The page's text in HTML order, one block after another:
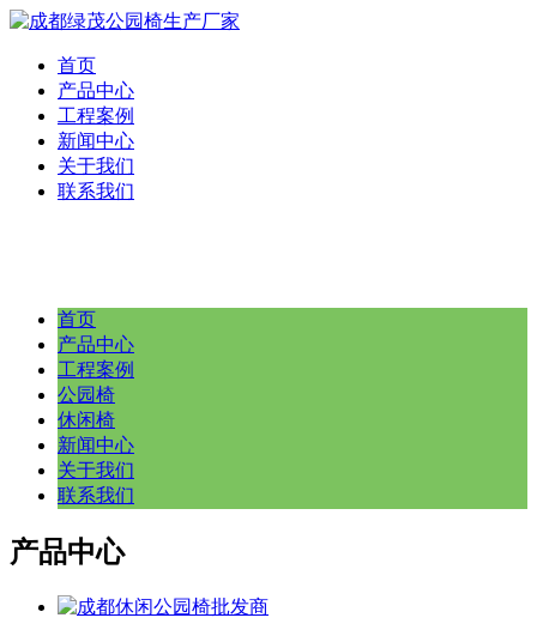
首页
产品中心
工程案例
新闻中心
关于我们
联系我们
首页
产品中心
工程案例
公园椅
休闲椅
新闻中心
关于我们
联系我们
产品中心